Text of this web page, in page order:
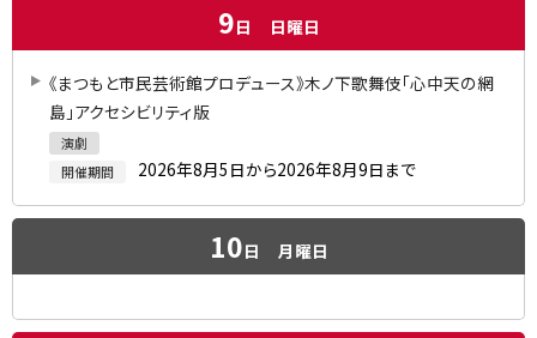
9日 日曜日
《まつもと市民芸術館プロデュース》木ノ下歌舞伎「心中天の網
島」アクセシビリティ版
演劇
開催期間
2026年8月5日から2026年8月9日まで
10日 月曜日